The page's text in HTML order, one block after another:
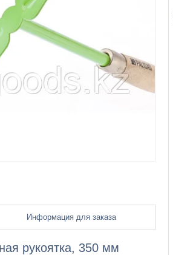
Информация для заказа
рукоятка, 350 мм